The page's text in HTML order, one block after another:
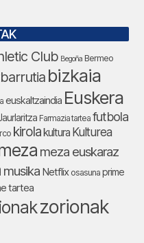
Club Begoña Bermeo
bizkaia
euskaltzaindia Euskera
Farmazia tartea futbola
kirola kultura Kulturea
meza euskaraz
musika Netflix osasuna prime
tartea
zorionak